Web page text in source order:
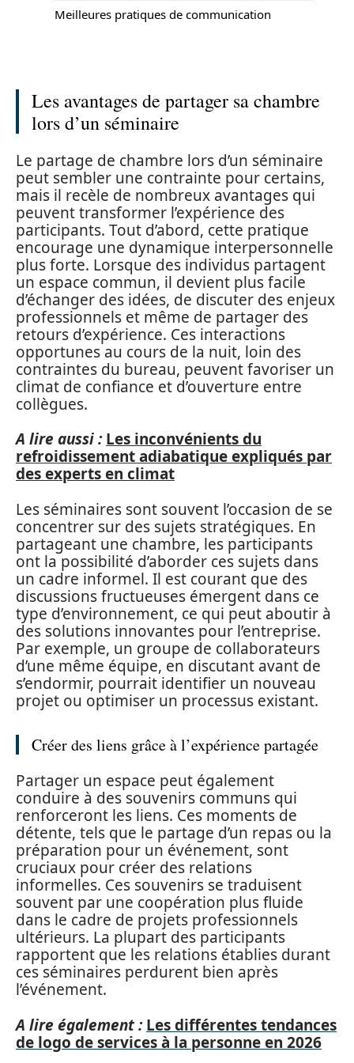
Meilleures pratiques de communication
Les avantages de partager sa chambre
lors d’un séminaire
Le partage de chambre lors d’un séminaire
peut sembler une contrainte pour certains,
mais il recèle de nombreux avantages qui
peuvent transformer l’expérience des
participants. Tout d’abord, cette pratique
encourage une dynamique interpersonnelle
plus forte. Lorsque des individus partagent
un espace commun, il devient plus facile
d’échanger des idées, de discuter des enjeux
professionnels et même de partager des
retours d’expérience. Ces interactions
opportunes au cours de la nuit, loin des
contraintes du bureau, peuvent favoriser un
climat de confiance et d’ouverture entre
collègues.
A lire aussi : Les inconvénients du
refroidissement adiabatique expliqués par
des experts en climat
Les séminaires sont souvent l’occasion de se
concentrer sur des sujets stratégiques. En
partageant une chambre, les participants
ont la possibilité d’aborder ces sujets dans
un cadre informel. Il est courant que des
discussions fructueuses émergent dans ce
type d’environnement, ce qui peut aboutir à
des solutions innovantes pour l’entreprise.
Par exemple, un groupe de collaborateurs
d’une même équipe, en discutant avant de
s’endormir, pourrait identifier un nouveau
projet ou optimiser un processus existant.
Créer des liens grâce à l’expérience partagée
Partager un espace peut également
conduire à des souvenirs communs qui
renforceront les liens. Ces moments de
détente, tels que le partage d’un repas ou la
préparation pour un événement, sont
cruciaux pour créer des relations
informelles. Ces souvenirs se traduisent
souvent par une coopération plus fluide
dans le cadre de projets professionnels
ultérieurs. La plupart des participants
rapportent que les relations établies durant
ces séminaires perdurent bien après
l’événement.
A lire également : Les différentes tendances
de logo de services à la personne en 2026